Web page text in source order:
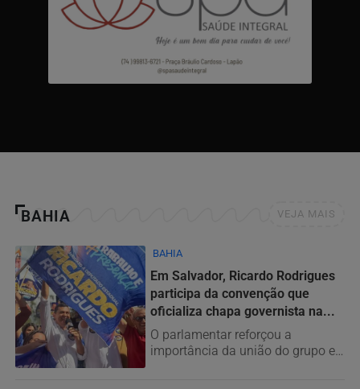
BAHIA VEJA MAIS
BAHIA
Em Salvador, Ricardo Rodrigues
participa da convenção que
oficializa chapa governista na...
O parlamentar reforçou a
importância da união do grupo e